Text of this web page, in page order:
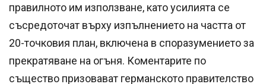
правилното им използване, като усилията се
съсредоточат върху изпълнението на частта от
20-точковия план, включена в споразумението за
прекратяване на огъня. Коментарите по
същество призовават германското правителство